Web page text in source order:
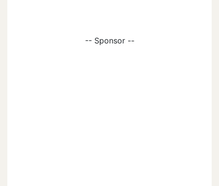
-- Sponsor --